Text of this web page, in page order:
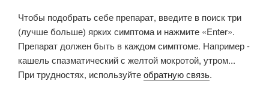
Чтобы подобрать себе препарат, введите в поиск три
(лучше больше) ярких симптома и нажмите «Enter».
Препарат должен быть в каждом симптоме. Например -
кашель спазматический с желтой мокротой, утром...
При трудностях, используйтеобратную связь.